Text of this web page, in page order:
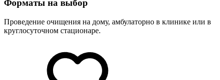
Форматы на выбор
Проведение очищения на дому, амбулаторно в клинике или в
круглосуточном стационаре.